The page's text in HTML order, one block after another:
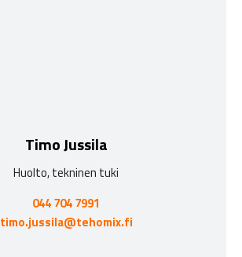
Timo Jussila
Huolto, tekninen tuki
044 704 7991
timo.jussila@tehomix.fi